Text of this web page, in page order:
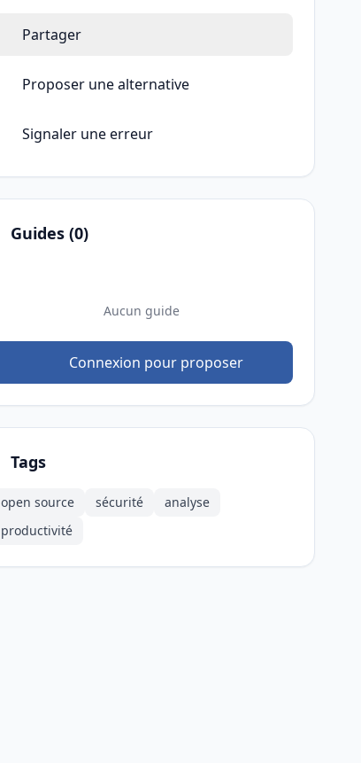
Partager
Proposer une alternative
Signaler une erreur
Guides (0)
Aucun guide
Connexion pour proposer
Tags
open source sécurité
analyse
productivité